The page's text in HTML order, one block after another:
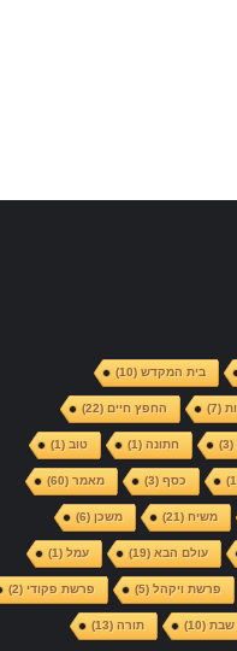
בית המקדש(10)
(7) החפץ חיים(22)
(3) חתונה(1) טוב(1)
כסף(3) מאמר(60)
משיח(21) משכן(6)
עולם הבא(19) עמל(1)
פרשת ויקהל(5) פרשת פקודי (2)
שבת(10) תורה(13)